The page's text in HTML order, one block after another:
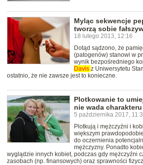
Myląc sekwencje
tworzą sobie
18 lutego 2013, 12:16
Dotąd sądzono, że
(patogenów) stanowi w
wynik bezpośredniego
Davis z Uniwersytetu
ostatnio, że nie zawsze jest to konieczne.
Plotkowanie to
nie wada charakteru
5 października 2017,
Plotkują i mężczyźni i
większym
do oczernienia
mężczyzny. Ponadto
wyglądzie innych kobiet, podczas gdy mężczyźni
zasobach (np. finansowych) oraz sprawności